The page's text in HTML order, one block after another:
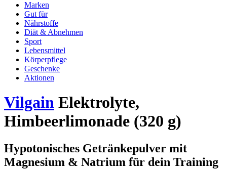
Marken
Gut für
Nährstoffe
Diät & Abnehmen
Sport
Lebensmittel
Körperpflege
Geschenke
Aktionen
Vilgain Elektrolyte,
Himbeerlimonade (320 g)
Hypotonisches Getränkepulver mit
Magnesium & Natrium für dein Training